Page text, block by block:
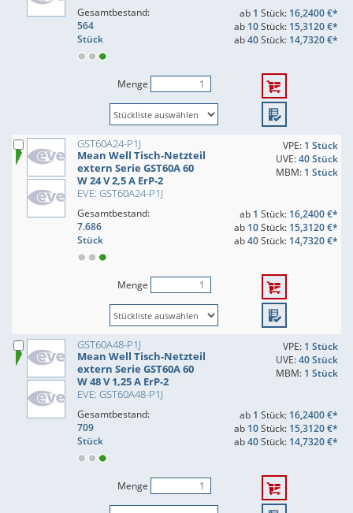
Gesamtbestand:
564
Stück
ab 1 Stück: 16,2400 €*
ab 10Stück: 15,3120 €*
ab40Stück: 14,7320 €*
Menge
GST60A24-P1J
Mean Well Tisch-Netzteil
extern Serie GST60A 60
W 24 V 2,5 A ErP-2
EVE: GST60A24-P1J
VPE: 1 Stück
UVE:40 Stück
MBM: 1 Stück
Gesamtbestand:
7.686
Stück
ab 1 Stück: 16,2400 €*
ab 10Stück: 15,3120 €*
ab40Stück: 14,7320 €*
Menge
GST60A48-P1J
Mean Well Tisch-Netzteil
extern Serie GST60A 60
W 48 V 1,25 A ErP-2
EVE: GST60A48-P1J
VPE: 1 Stück
UVE:40 Stück
MBM: 1 Stück
Gesamtbestand:
709
Stück
ab 1 Stück: 16,2400 €*
ab 10Stück: 15,3120 €*
ab40Stück: 14,7320 €*
Menge